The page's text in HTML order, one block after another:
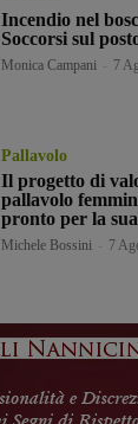
Incendio nel
Soccorsi sul
Monica Campani 7
Pallavolo
Il progetto di
pallavolo
pronto per la
Michele Bossini 7